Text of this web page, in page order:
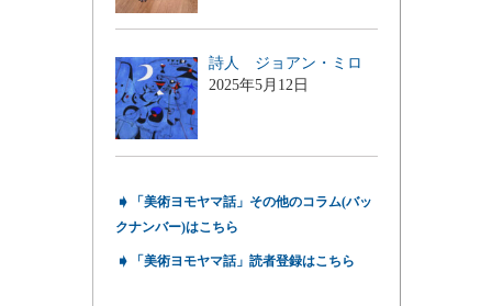
詩人 ジョアン・ミロ
2025年5月12日
➧
「美術ヨモヤマ話」その他のコラム(バッ
クナンバー)はこちら
➧ 「美術ヨモヤマ話」読者登録はこちら